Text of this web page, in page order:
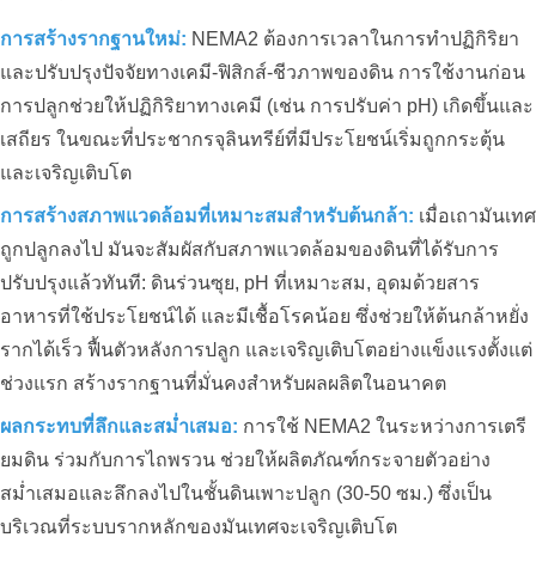
การสร้างรากฐานใหม่: NEMA2 ต้องการเวลาในการทำปฏิกิริยา
และปรับปรุงปัจจัยทางเคมี-ฟิสิกส์-ชีวภาพของดิน การใช้งานก่อน
การปลูกช่วยให้ปฏิกิริยาทางเคมี (เช่น การปรับค่า pH) เกิดขึ้นและ
เสถียร ในขณะที่ประชากรจุลินทรีย์ที่มีประโยชน์เริ่มถูกกระตุ้น
และเจริญเติบโต
การสร้างสภาพแวดล้อมที่เหมาะสมสำหรับต้นกล้า: เมื่อเถามันเทศ
ถูกปลูกลงไป มันจะสัมผัสกับสภาพแวดล้อมของดินที่ได้รับการ
ปรับปรุงแล้วทันที: ดินร่วนซุย, pH ที่เหมาะสม, อุดมด้วยสาร
อาหารที่ใช้ประโยชน์ได้ และมีเชื้อโรคน้อย ซึ่งช่วยให้ต้นกล้าหยั่ง
รากได้เร็ว ฟื้นตัวหลังการปลูก และเจริญเติบโตอย่างแข็งแรงตั้งแต่
ช่วงแรก สร้างรากฐานที่มั่นคงสำหรับผลผลิตในอนาคต
ผลกระทบที่ลึกและสม่ำเสมอ: การใช้ NEMA2 ในระหว่างการเตรี
ยมดิน ร่วมกับการไถพรวน ช่วยให้ผลิตภัณฑ์กระจายตัวอย่าง
สม่ำเสมอและลึกลงไปในชั้นดินเพาะปลูก (30-50 ซม.) ซึ่งเป็น
บริเวณที่ระบบรากหลักของมันเทศจะเจริญเติบโต
การบำบัดสิ่งแวดล้อมของถังเก็บน้ำเสีย –
โรงงานแปรรูปอาหาร เบ็นลุค – ลองอัน